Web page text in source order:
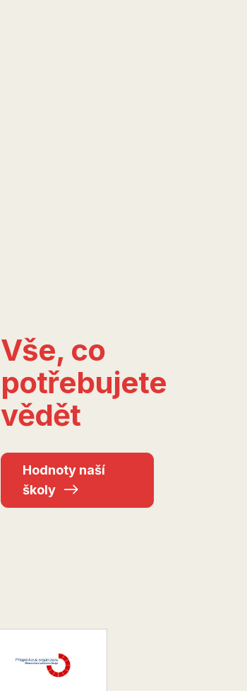
Vše, co
potřebujete
vědět
Hodnoty naší
školy